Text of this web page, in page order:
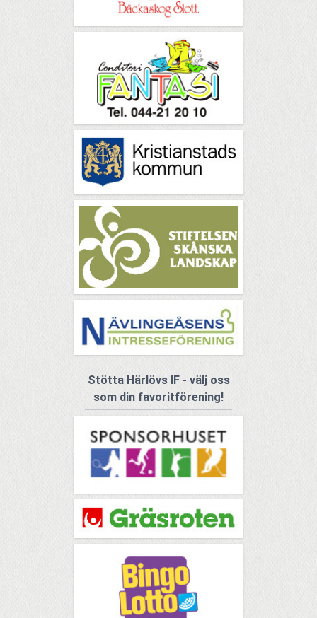
Stötta Härlövs IF - välj oss
som din favoritförening!